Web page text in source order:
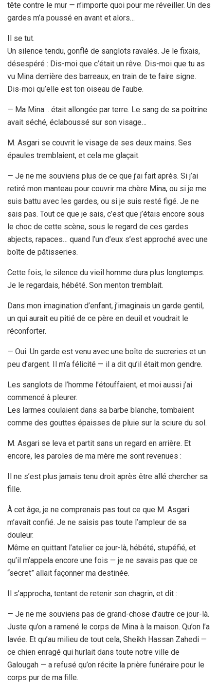
tête contre le mur — n’importe quoi pour me réveiller. Un des
gardes m’a poussé en avant et alors…
Il se tut.
Un silence tendu, gonflé de sanglots ravalés. Je le fixais,
désespéré : Dis-moi que c’était un rêve. Dis-moi que tu as
vu Mina derrière des barreaux, en train de te faire signe.
Dis-moi qu’elle est ton oiseau de l’aube.
— Ma Mina… était allongée par terre. Le sang de sa poitrine
avait séché, éclaboussé sur son visage…
M. Asgari se couvrit le visage de ses deux mains. Ses
épaules tremblaient, et cela me glaçait.
— Je ne me souviens plus de ce que j’ai fait après. Si j’ai
retiré mon manteau pour couvrir ma chère Mina, ou si je me
suis battu avec les gardes, ou si je suis resté figé. Je ne
sais pas. Tout ce que je sais, c’est que j’étais encore sous
le choc de cette scène, sous le regard de ces gardes
abjects, rapaces… quand l’un d’eux s’est approché avec une
boîte de pâtisseries.
Cette fois, le silence du vieil homme dura plus longtemps.
Je le regardais, hébété. Son menton tremblait.
Dans mon imagination d’enfant, j’imaginais un garde gentil,
un qui aurait eu pitié de ce père en deuil et voudrait le
réconforter.
— Oui. Un garde est venu avec une boîte de sucreries et un
peu d’argent. Il m’a félicité — il a dit qu’il était mon gendre.
Les sanglots de l’homme l’étouffaient, et moi aussi j’ai
commencé à pleurer.
Les larmes coulaient dans sa barbe blanche, tombaient
comme des gouttes épaisses de pluie sur la sciure du sol.
M. Asgari se leva et partit sans un regard en arrière. Et
encore, les paroles de ma mère me sont revenues :
Il ne s’est plus jamais tenu droit après être allé chercher sa
fille.
À cet âge, je ne comprenais pas tout ce que M. Asgari
m’avait confié. Je ne saisis pas toute l’ampleur de sa
douleur.
Même en quittant l’atelier ce jour-là, hébété, stupéfié, et
qu’il m’appela encore une fois — je ne savais pas que ce
“secret” allait façonner ma destinée.
Il s’approcha, tentant de retenir son chagrin, et dit :
— Je ne me souviens pas de grand-chose d’autre ce jour-là.
Juste qu’on a ramené le corps de Mina à la maison. Qu’on l’a
lavée. Et qu’au milieu de tout cela, Sheikh Hassan Zahedi —
ce chien enragé qui hurlait dans toute notre ville de
Galougah — a refusé qu’on récite la prière funéraire pour le
corps pur de ma fille.